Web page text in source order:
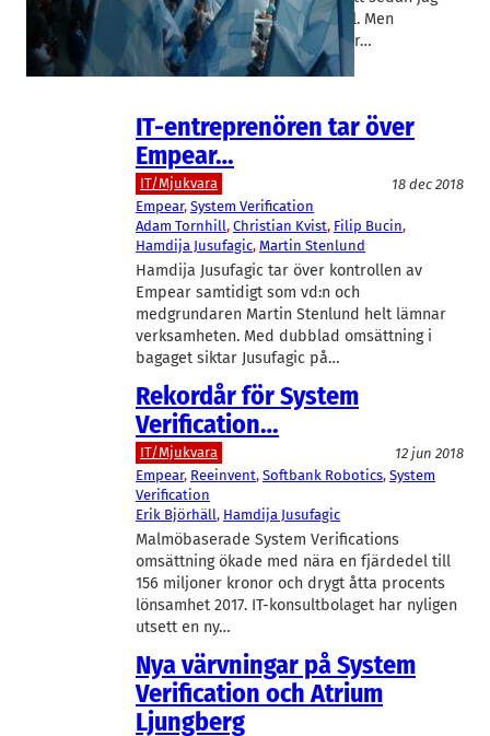
riktade kritik i en debattartikel. Men
problemet med valberedningar…
IT-entreprenören tar över
Empear…
IT/Mjukvara
18 dec 2018
Empear, System Verification
Adam Tornhill, Christian Kvist, Filip Bucin
Hamdija Jusufagic, Martin Stenlund
Hamdija Jusufagic tar över kontrollen av
Empear samtidigt som vd:n och
medgrundaren Martin Stenlund helt lämnar
verksamheten. Med dubblad omsättning i
bagaget siktar Jusufagic på…
Rekordår för System
Verification…
IT/Mjukvara
12 jun 2018
Empear, Reeinvent, Softbank Robotics, System
Verification
Erik Björhäll, Hamdija Jusufagic
Malmöbaserade System Verifications
omsättning ökade med nära en fjärdedel till
156 miljoner kronor och drygt åtta procents
lönsamhet 2017. IT-konsultbolaget har nyligen
utsett en ny…
Nya värvningar på System
Verification och Atrium
Ljungberg